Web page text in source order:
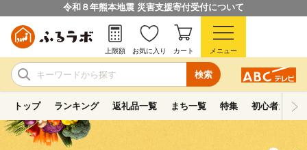
令和８年熊本地震 災害支援寄付受付について
検索
上限額 お気に入り カート メニュー
トップ ランキング 返礼品一覧 まち一覧 特集 初心者ガイド